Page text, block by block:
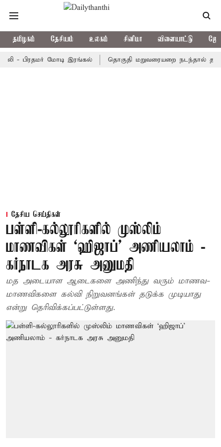
தமிழகம் தேசியம் உலகம் சினிமா விளையாட்டு
மோடி இரங்கல் தொகுதி மறுவரையறை நடந்தால் தமிழக
தேசிய செய்திகள்
பள்ளி-கல்லூரிகளில் முஸ்லிம்
மாணவிகள் ‘ஹிஜாப்’ அணியலாம் -
கர்நாடக அரசு அனுமதி
மத அடையாள ஆடைகளை அணிந்து வரும் மாணவ-
மாணவிகளை கல்வி நிறுவனங்கள் தடுக்க முடியாது
என்று தெரிவிக்கப்பட்டுள்ளது.